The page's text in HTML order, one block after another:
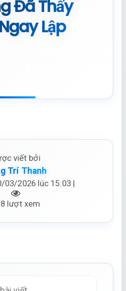
Đã Thấy
Lập
viết bởi
Trí Thanh
03/2026 lúc 15:03 |
lượt xem